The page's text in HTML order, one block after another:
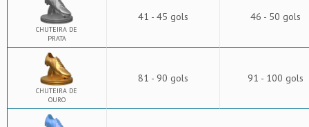
CHUTEIRA DE
PRATA
41 - 45 gols 46 - 50 gols
CHUTEIRA DE
OURO
81 - 90 gols 91 - 100 gols